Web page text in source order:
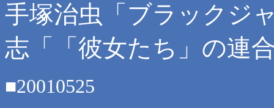
手塚治虫「ブラックジ
志「「彼女たち」の連
■20010525